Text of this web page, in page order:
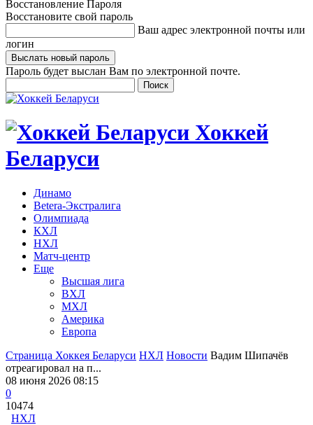
Восстановление Пароля
Восстановите свой пароль
Ваш адрес электронной почты или
логин
Пароль будет выслан Вам по электронной почте.
Хоккей
Беларуси
Динамо
Betera-Экстралига
Олимпиада
КХЛ
НХЛ
Матч-центр
Еще
Высшая лига
ВХЛ
МХЛ
Америка
Европа
Страница Хоккея Беларуси НХЛ Новости Вадим Шипачёв
отреагировал на п...
08 июня 2026 08:15
0
10474
НХЛ